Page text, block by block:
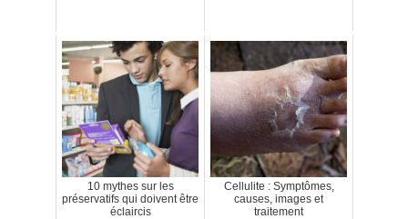
10 mythes sur les
préservatifs qui doivent être
éclaircis
Cellulite : Symptômes,
causes, images et
traitement